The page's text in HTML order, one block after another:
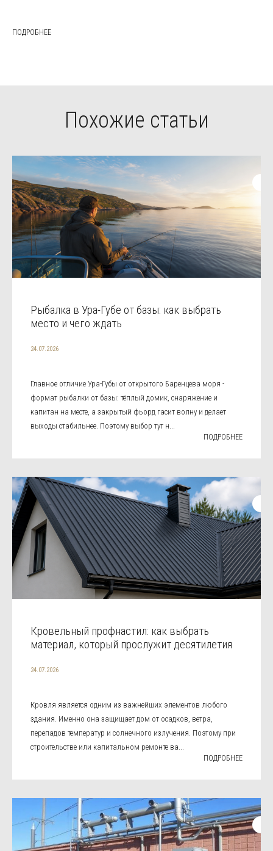
ПОДРОБНЕЕ
Похожие статьи
Рыбалка в Ура-Губе от базы: как выбрать
место и чего ждать
24.07.2026
Главное отличие Ура-Губы от открытого Баренцева моря -
формат рыбалки от базы: тёплый домик, снаряжение и
капитан на месте, а закрытый фьорд гасит волну и делает
выходы стабильнее. Поэтому выбор тут н...
ПОДРОБНЕЕ
Кровельный профнастил: как выбрать
материал, который прослужит десятилетия
24.07.2026
Кровля является одним из важнейших элементов любого
здания. Именно она защищает дом от осадков, ветра,
перепадов температур и солнечного излучения. Поэтому при
строительстве или капитальном ремонте ва...
ПОДРОБНЕЕ